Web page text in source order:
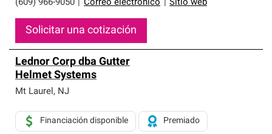
(609) 966-9050 Correo electrónico Sitio web
Solicitar una cotización
Lednor Corp dba Gutter
Helmet Systems
Mt Laurel, NJ
Financiación disponible Premiado